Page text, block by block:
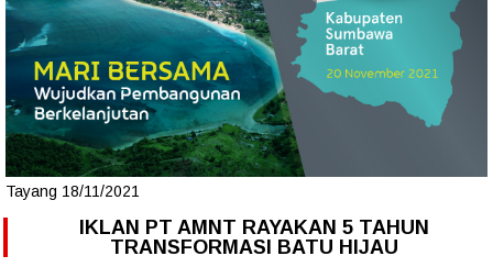
Tayang 18/11/2021
IKLAN PT AMNT RAYAKAN 5 TAHUN
TRANSFORMASI BATU HIJAU